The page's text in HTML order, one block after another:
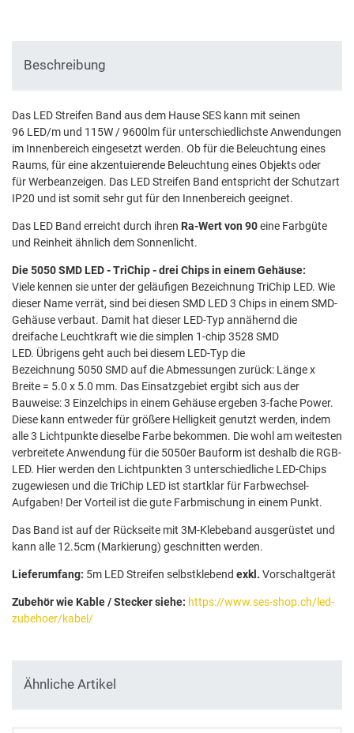
Beschreibung
Das LED Streifen Band aus dem Hause SES kann mit seinen
96 LED/m und 115W / 9600lm für unterschiedlichste Anwendungen
im Innenbereich eingesetzt werden. Ob für die Beleuchtung eines
Raums, für eine akzentuierende Beleuchtung eines Objekts oder
für Werbeanzeigen. Das LED Streifen Band entspricht der Schutzart
IP20 und ist somit sehr gut für den Innenbereich geeignet.
Das LED Band erreicht durch ihren Ra-Wert von 90eine Farbgüte
und Reinheit ähnlich dem Sonnenlicht.
Die 5050 SMD LED - TriChip - drei Chips in einem Gehäuse:
Viele kennen sie unter der geläufigen Bezeichnung TriChip LED. Wie
dieser Name verrät, sind bei diesen SMD LED 3 Chips in einem SMD-
Gehäuse verbaut. Damit hat dieser LED-Typ annähernd die
dreifache Leuchtkraft wie die simplen 1-chip 3528 SMD
LED. Übrigens geht auch bei diesem LED-Typ die
Bezeichnung 5050 SMD auf die Abmessungen zurück: Länge x
Breite = 5.0 x 5.0 mm. Das Einsatzgebiet ergibt sich aus der
Bauweise: 3 Einzelchips in einem Gehäuse ergeben 3-fache Power.
Diese kann entweder für größere Helligkeit genutzt werden, indem
alle 3 Lichtpunkte dieselbe Farbe bekommen. Die wohl am weitesten
verbreitete Anwendung für die 5050er Bauform ist deshalb die RGB-
LED. Hier werden den Lichtpunkten 3 unterschiedliche LED-Chips
zugewiesen und die TriChip LED ist startklar für Farbwechsel-
Aufgaben! Der Vorteil ist die gute Farbmischung in einem Punkt.
Das Band ist auf der Rückseite mit 3M-Klebeband ausgerüstet und
kann alle 12.5cm (Markierung) geschnitten werden.
Lieferumfang: 5m LED Streifen selbstklebend exkl. Vorschaltgerät
Zubehör wie Kable / Stecker siehe: https://www.ses-shop.ch/led-
zubehoer/kabel/
Ähnliche Artikel